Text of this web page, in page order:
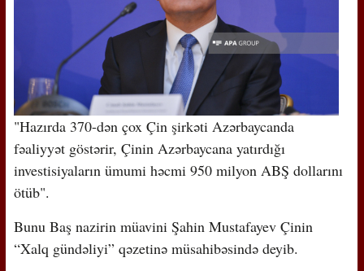
"Hazırda 370-dən çox Çin şirkəti Azərbaycanda
fəaliyyət göstərir, Çinin Azərbaycana yatırdığı
investisiyaların ümumi həcmi 950 milyon ABŞ dollarını
ötüb".
Bunu Baş nazirin müavini Şahin Mustafayev Çinin
“Xalq gündəliyi” qəzetinə müsahibəsində deyib.